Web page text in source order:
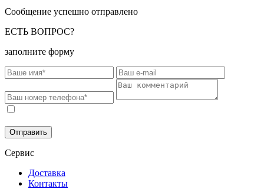
Сообщение успешно отправлено
ЕСТЬ ВОПРОС?
заполните форму
Отправить
Сервис
Доставка
Контакты